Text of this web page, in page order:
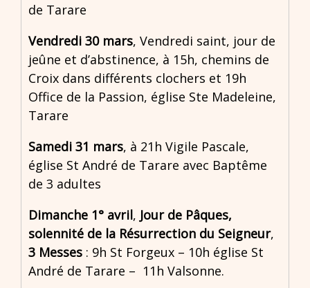
de Tarare
Vendredi 30 mars, Vendredi saint, jour de
jeûne et d’abstinence, à 15h, chemins de
Croix dans différents clochers et 19h
Office de la Passion, église Ste Madeleine,
Tarare
Samedi 31 mars, à 21h Vigile Pascale,
église St André de Tarare avec Baptême
de 3 adultes
Dimanche 1° avril, Jour de Pâques,
solennité de la Résurrection du Seigneur,
3 Messes : 9h St Forgeux – 10h église St
André de Tarare – 11h Valsonne.